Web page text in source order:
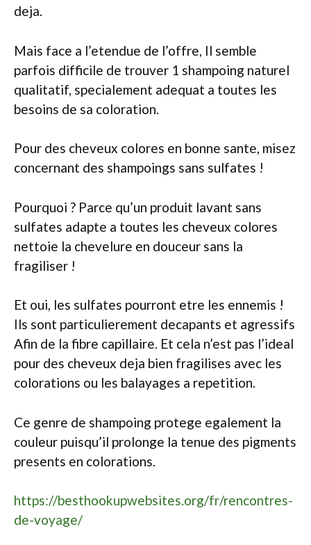
deja.
Mais face a l’etendue de l’offre, Il semble
parfois difficile de trouver 1 shampoing naturel
qualitatif, specialement adequat a toutes les
besoins de sa coloration.
Pour des cheveux colores en bonne sante, misez
concernant des shampoings sans sulfates !
Pourquoi ? Parce qu’un produit lavant sans
sulfates adapte a toutes les cheveux colores
nettoie la chevelure en douceur sans la
fragiliser !
Et oui, les sulfates pourront etre les ennemis !
Ils sont particulierement decapants et agressifs
Afin de la fibre capillaire. Et cela n’est pas l’ideal
pour des cheveux deja bien fragilises avec les
colorations ou les balayages a repetition.
Ce genre de shampoing protege egalement la
couleur puisqu’il prolonge la tenue des pigments
presents en colorations.
https://besthookupwebsites.org/fr/rencontres-
de-voyage/